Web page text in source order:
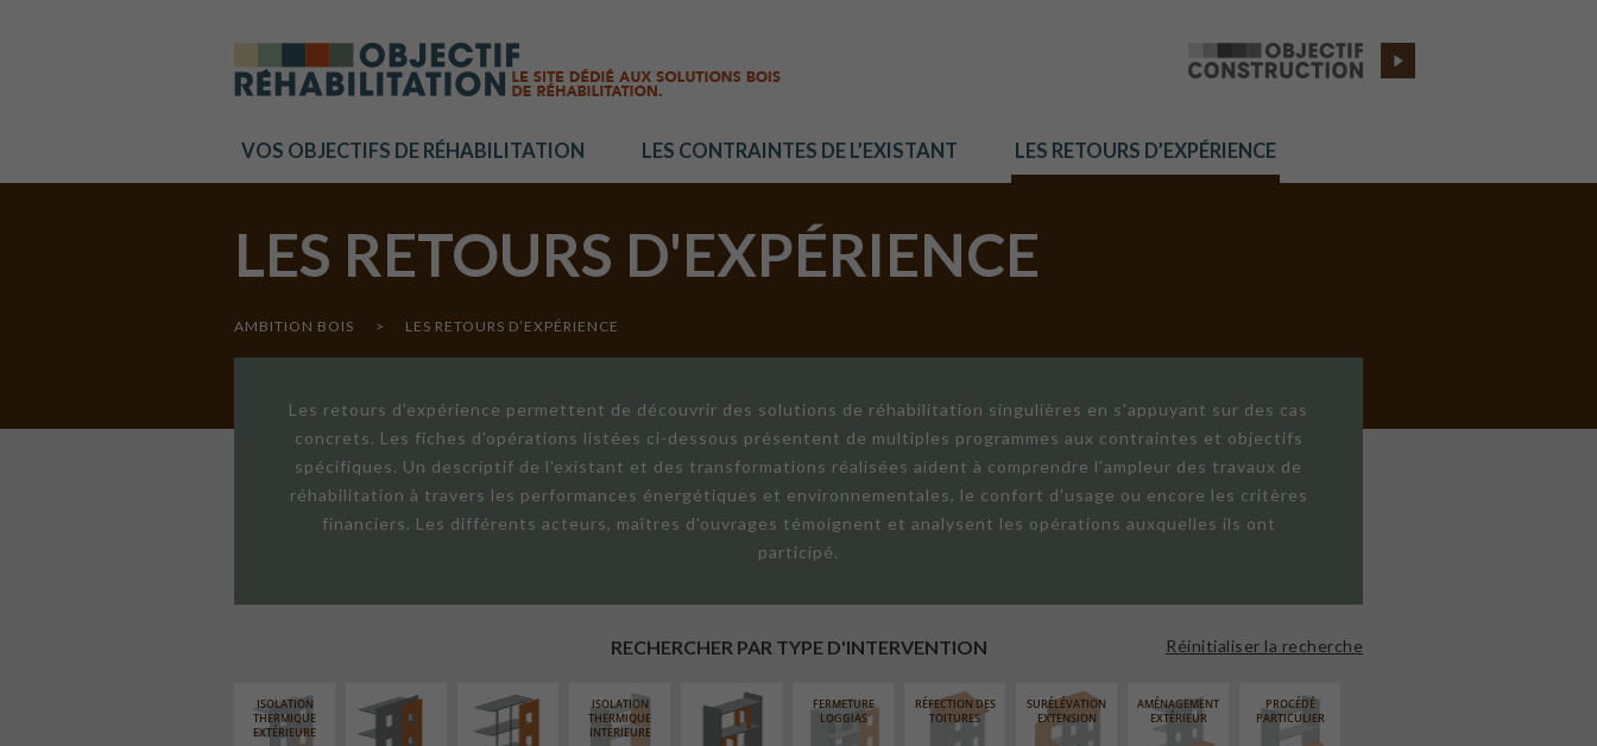
VOS OBJECTIFS DE RÉHABILITATION LES CONTRAINTES DE L’EXISTANT LES RETOURS D’EXPÉRIENCE
LES RETOURS D'EXPÉRIENCE
AMBITION BOIS > LES RETOURS D’EXPÉRIENCE
Les retours d'expérience permettent de découvrir des solutions de réhabilitation singulières en s'appuyant sur des cas
concrets. Les fiches d'opérations listées ci-dessous présentent de multiples programmes aux contraintes et objectifs
spécifiques. Un descriptif de l'existant et des transformations réalisées aident à comprendre l'ampleur des travaux de
réhabilitation à travers les performances énergétiques et environnementales, le confort d'usage ou encore les critères
financiers. Les différents acteurs, maîtres d'ouvrages témoignent et analysent les opérations auxquelles ils ont
participé.
RECHERCHER PAR TYPE D'INTERVENTION Réinitialiser la recherche
ISOLATION
THERMIQUE
EXTÉRIEURE
ISOLATION
THERMIQUE
INTÉRIEURE
FERMETURE
LOGGIAS
RÉFECTION DES
TOITURES
SURÉLÉVATION
EXTENSION
AMÉNAGEMENT
EXTÉRIEUR
PROCÉDÉ
PARTICULIER